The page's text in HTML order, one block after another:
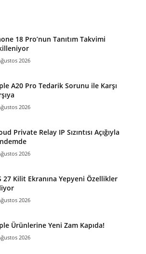
18 Pro’nun Tanıtım Takvimi
2026
A20 Pro Tedarik Sorunu ile Karşı
2026
Private Relay IP Sızıntısı Açığıyla
2026
27 Kilit Ekranına Yepyeni Özellikler
2026
Ürünlerine Yeni Zam Kapıda!
2026